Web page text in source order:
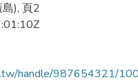
), 頁2
handle/987654321/